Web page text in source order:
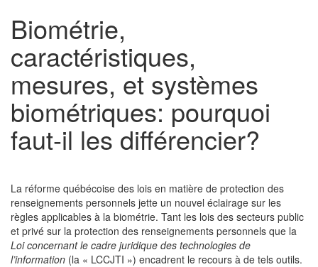
Biométrie,
caractéristiques,
mesures, et systèmes
biométriques: pourquoi
faut-il les différencier?
La réforme québécoise des lois en matière de protection des
renseignements personnels jette un nouvel éclairage sur les
règles applicables à la biométrie. Tant les lois des secteurs public
et privé sur la protection des renseignements personnels que la
Loi concernant le cadre juridique des technologies de
l’information (la « LCCJTI ») encadrent le recours à de tels outils.